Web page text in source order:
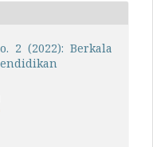
2 (2022): Berkala